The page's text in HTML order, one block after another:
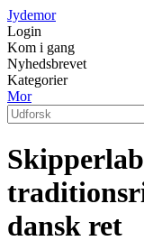
Jydemor
Login
Kom i gang
Nyhedsbrevet
Kategorier
Mor
dansk ret